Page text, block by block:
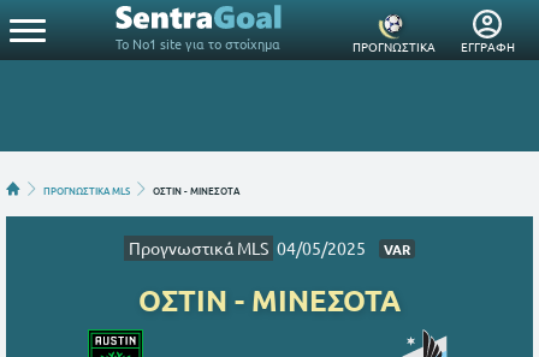
Το Νο1 site για το στοίχημα ΠΡΟΓΝΩΣΤΙΚΑ ΕΓΓΡΑΦΗ
ΠΡΟΓΝΩΣΤΙΚΑ MLS ΟΣΤΙΝ - ΜΙΝΕΣΟΤΑ
Προγνωστικά MLS 04/05/2025 VAR
ΟΣΤΙΝ - ΜΙΝΕΣΟΤΑ